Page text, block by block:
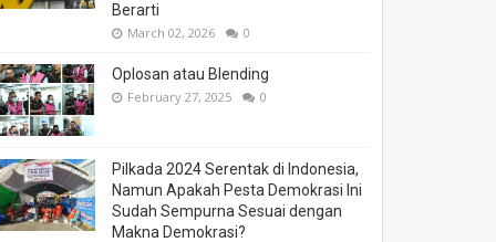
Berarti
March 02, 2026 0
Oplosan atau Blending
February 27, 2025 0
Pilkada 2024 Serentak di Indonesia,
Namun Apakah Pesta Demokrasi Ini
Sudah Sempurna Sesuai dengan
Makna Demokrasi?